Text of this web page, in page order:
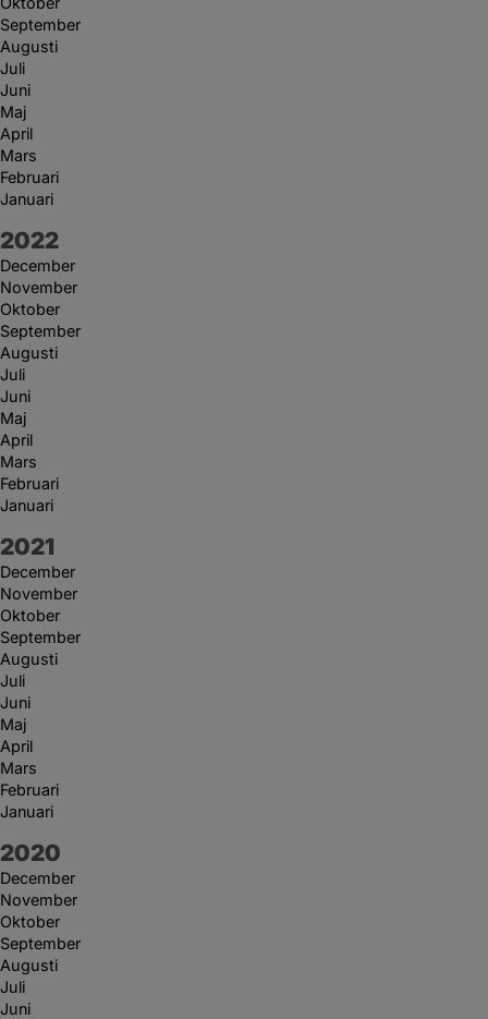
September
Augusti
Juli
Juni
Maj
April
Mars
Februari
Januari
År:
2022
December
November
Oktober
September
Augusti
Juli
Juni
Maj
April
Mars
Februari
Januari
År:
2021
December
November
Oktober
September
Augusti
Juli
Juni
Maj
April
Mars
Februari
Januari
År:
2020
December
November
Oktober
September
Augusti
Juli
Juni